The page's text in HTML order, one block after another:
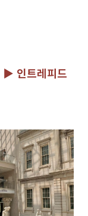
▶ 인트레피드